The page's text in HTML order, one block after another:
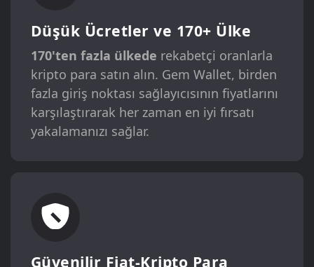
Düşük Ücretler ve 170+ Ülke
170'ten fazla ülkede rekabetçi oranlarla
kripto para satın alın. Gem Wallet, birden
fazla giriş noktası sağlayıcısının fiyatlarını
karşılaştırarak her zaman en iyi fırsatı
yakalamanızı sağlar.
Güvenilir Fiat-Kripto Para